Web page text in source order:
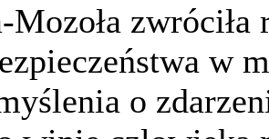
Mozoła
w
o